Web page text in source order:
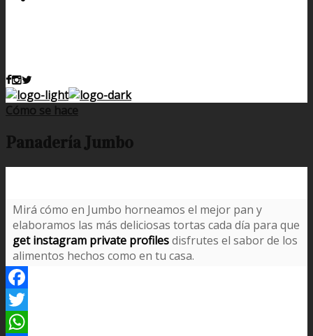
Cómo se hace
Panadería Jumbo
Mirá cómo en Jumbo horneamos el mejor pan y
elaboramos las más deliciosas tortas cada día para que
get instagram private profilesdisfrutes el sabor de los
alimentos hechos como en tu casa.
Facebook
Twitter